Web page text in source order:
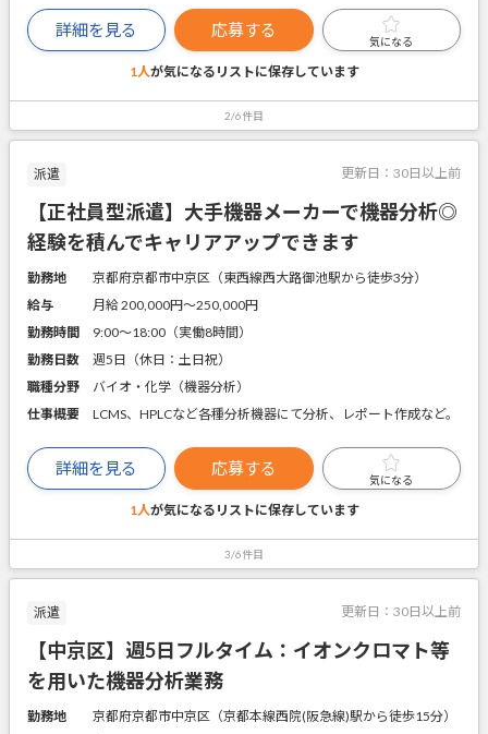
詳細を見る 応募する
気になる
1人が気になるリストに保存しています
2/6件目
派遣 更新日： 30日以上前
【正社員型派遣】大手機器メーカーで機器分析◎
経験を積んでキャリアアップできます
勤務地
京都府京都市中京区（東西線西大路御池駅から徒歩3分）
給与
月給 200,000円〜250,000円
勤務時間
9:00～18:00（実働8時間）
勤務日数
週5日（休日：土日祝）
職種分野
バイオ・化学（機器分析）
仕事概要
LCMS、HPLCなど各種分析機器にて分析、レポート作成など。
詳細を見る 応募する
気になる
1人が気になるリストに保存しています
3/6件目
派遣 更新日： 30日以上前
【中京区】週5日フルタイム：イオンクロマト等
を用いた機器分析業務
勤務地
京都府京都市中京区（京都本線西院(阪急線)駅から徒歩15分）